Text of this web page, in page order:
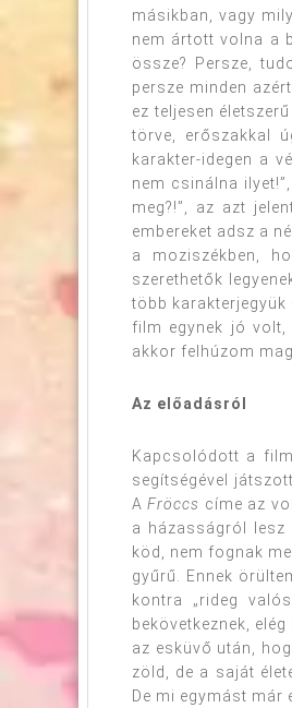
másikban, vagy
nem ártott volna a
össze? Persze,
persze minden
ez teljesen
törve, erőszakkal
karakter-idegen a
nem csinálna
meg?!”, az azt
embereket adsz a
a moziszékben,
szerethetők
több karakterjegyük
film egynek jó volt,
akkor felhúzom
Az előadásról
Kapcsolódott a
segítségével
AFröccs címe az
a házasságról
köd, nem fognak
gyűrű. Ennek
kontra „rideg
bekövetkeznek,
az esküvő után,
zöld, de a saját
De mi egymást már